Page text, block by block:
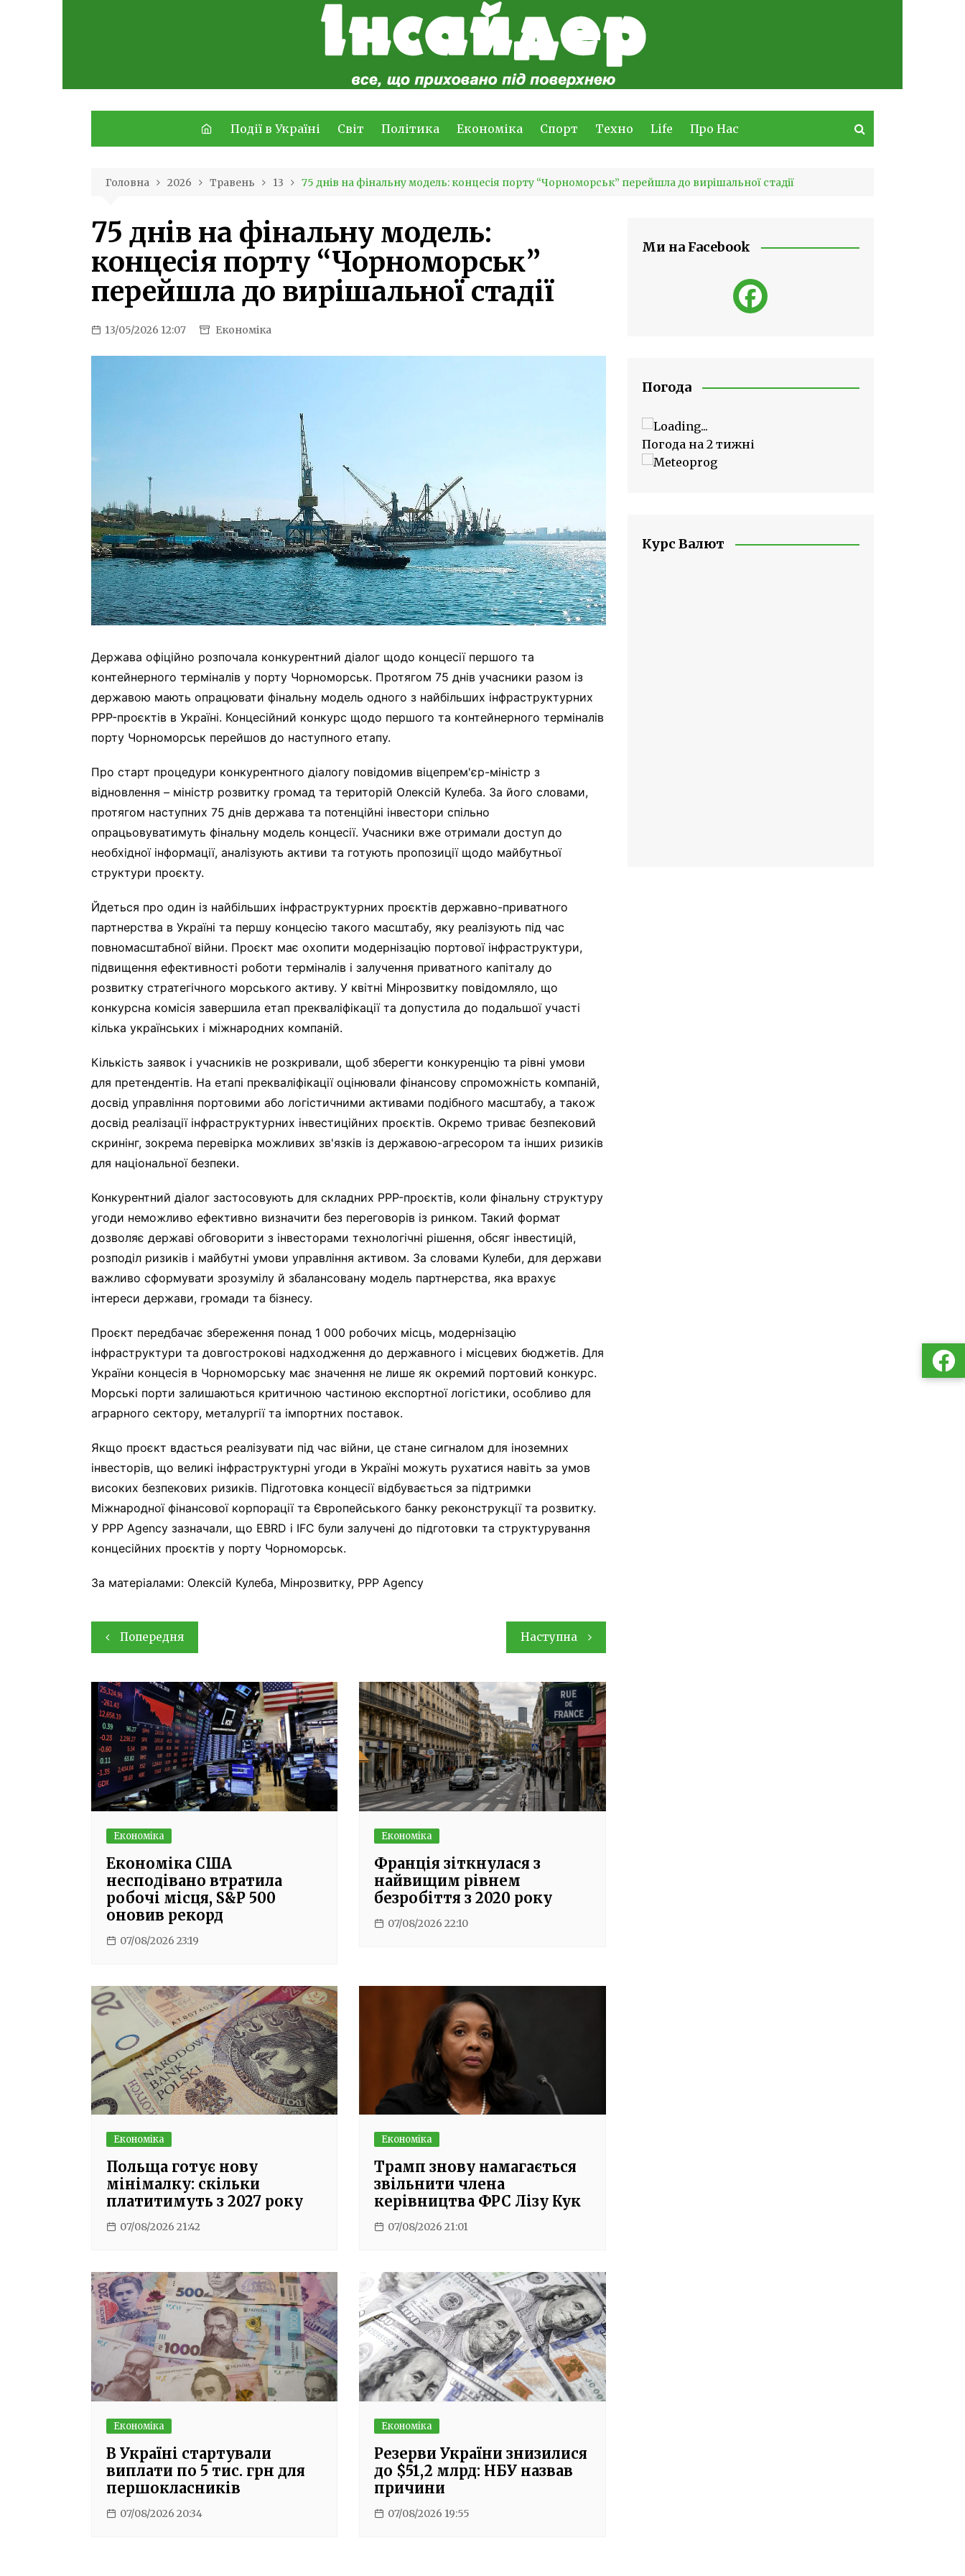
Події в Україні Світ Політика Економіка Спорт Техно Life Про Нас
Головна 2026 Травень 13 75 днів на фінальну модель: концесія порту “Чорноморськ” перейшла до вирішальної стадії
75 днів на фінальну модель:
концесія порту “Чорноморськ”
перейшла до вирішальної стадії
13/05/2026 12:07 Економіка
Держава офіційно розпочала конкурентний діалог щодо концесії першого та
контейнерного терміналів у порту Чорноморськ. Протягом 75 днів учасники разом із
державою мають опрацювати фінальну модель одного з найбільших інфраструктурних
PPP-проєктів в Україні. Концесійний конкурс щодо першого та контейнерного терміналів
порту Чорноморськ перейшов до наступного етапу.
Про старт процедури конкурентного діалогу повідомив віцепрем'єр-міністр з
відновлення – міністр розвитку громад та територій Олексій Кулеба. За його словами,
протягом наступних 75 днів держава та потенційні інвестори спільно
опрацьовуватимуть фінальну модель концесії. Учасники вже отримали доступ до
необхідної інформації, аналізують активи та готують пропозиції щодо майбутньої
структури проєкту.
Йдеться про один із найбільших інфраструктурних проєктів державно-приватного
партнерства в Україні та першу концесію такого масштабу, яку реалізують під час
повномасштабної війни. Проєкт має охопити модернізацію портової інфраструктури,
підвищення ефективності роботи терміналів і залучення приватного капіталу до
розвитку стратегічного морського активу. У квітні Мінрозвитку повідомляло, що
конкурсна комісія завершила етап прекваліфікації та допустила до подальшої участі
кілька українських і міжнародних компаній.
Кількість заявок і учасників не розкривали, щоб зберегти конкуренцію та рівні умови
для претендентів. На етапі прекваліфікації оцінювали фінансову спроможність компаній,
досвід управління портовими або логістичними активами подібного масштабу, а також
досвід реалізації інфраструктурних інвестиційних проєктів. Окремо триває безпековий
скринінг, зокрема перевірка можливих зв'язків із державою-агресором та інших ризиків
для національної безпеки.
Конкурентний діалог застосовують для складних PPP-проєктів, коли фінальну структуру
угоди неможливо ефективно визначити без переговорів із ринком. Такий формат
дозволяє державі обговорити з інвесторами технологічні рішення, обсяг інвестицій,
розподіл ризиків і майбутні умови управління активом. За словами Кулеби, для держави
важливо сформувати зрозумілу й збалансовану модель партнерства, яка врахує
інтереси держави, громади та бізнесу.
Проєкт передбачає збереження понад 1 000 робочих місць, модернізацію
інфраструктури та довгострокові надходження до державного і місцевих бюджетів. Для
України концесія в Чорноморську має значення не лише як окремий портовий конкурс.
Морські порти залишаються критичною частиною експортної логістики, особливо для
аграрного сектору, металургії та імпортних поставок.
Якщо проєкт вдасться реалізувати під час війни, це стане сигналом для іноземних
інвесторів, що великі інфраструктурні угоди в Україні можуть рухатися навіть за умов
високих безпекових ризиків. Підготовка концесії відбувається за підтримки
Міжнародної фінансової корпорації та Європейського банку реконструкції та розвитку.
У PPP Agency зазначали, що EBRD і IFC були залучені до підготовки та структурування
концесійних проєктів у порту Чорноморськ.
За матеріалами: Олексій Кулеба, Мінрозвитку, PPP Agency
Навігація
записів
Попередня Наступна
Економіка
Економіка США
несподівано втратила
робочі місця, S&P 500
оновив рекорд
07/08/2026 23:19
Економіка
Франція зіткнулася з
найвищим рівнем
безробіття з 2020 року
07/08/2026 22:10
Економіка
Польща готує нову
мінімалку: скільки
платитимуть з 2027 року
07/08/2026 21:42
Економіка
Трамп знову намагається
звільнити члена
керівництва ФРС Лізу Кук
07/08/2026 21:01
Економіка
В Україні стартували
виплати по 5 тис. грн для
першокласників
07/08/2026 20:34
Економіка
Резерви України знизилися
до $51,2 млрд: НБУ назвав
причини
07/08/2026 19:55
Ми на Facebook
Погода
Погода на 2 тижні
Курс Валют